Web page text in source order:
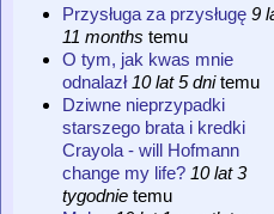
Przysługa za przysługę 9
11 months temu
O tym, jak kwas mnie
odnalazł 10 lat 5 dnitemu
Dziwne nieprzypadki
starszego brata i kredki
Crayola - will Hofmann
change my life? 10 lat 3
tygodnietemu